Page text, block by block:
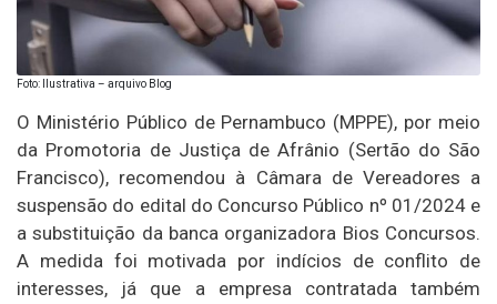
Foto: Ilustrativa – arquivo Blog
O Ministério Público de Pernambuco (MPPE), por meio
da Promotoria de Justiça de Afrânio (Sertão do São
Francisco), recomendou à Câmara de Vereadores a
suspensão do edital do Concurso Público nº 01/2024 e
a substituição da banca organizadora Bios Concursos.
A medida foi motivada por indícios de conflito de
interesses, já que a empresa contratada também